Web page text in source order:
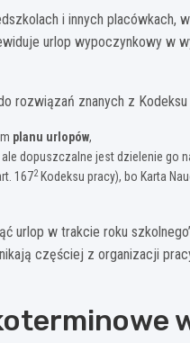
i innych placówkach,
urlop wypoczynkowy w
rozwiązań znanych z Kodeksu
planu urlopów,
dopuszczalne jest dzielenie go
1672Kodeksu pracy), bo Karta
urlop w trakcie roku
częściej z organizacji